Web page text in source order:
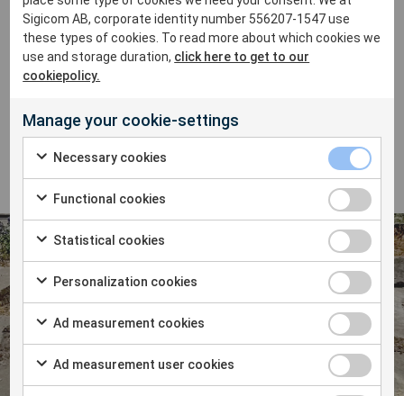
Beheren van alarmen en meldingen aan
belanghebbenden en werknemers
Meer weten over INFRA Net?
Sigicom AB, corporate identity number 556207-1547 use
these types of cookies. To read more about which cookies we
use and storage duration, click here to get to our
cookiepolicy.
Manage your cookie-settings
Necessary cookies
Functional cookies
Statistical cookies
Personalization cookies
Ad measurement cookies
Ad measurement user cookies